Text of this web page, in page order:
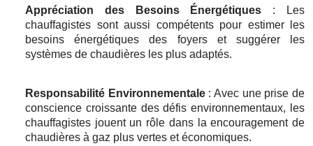
Appréciation des Besoins Énergétiques : Les
chauffagistes sont aussi compétents pour estimer les
besoins énergétiques des foyers et suggérer les
systèmes de chaudières les plus adaptés.
Responsabilité Environnementale: Avec une prise de
conscience croissante des défis environnementaux, les
chauffagistes jouent un rôle dans la encouragement de
chaudières à gaz plus vertes et économiques.